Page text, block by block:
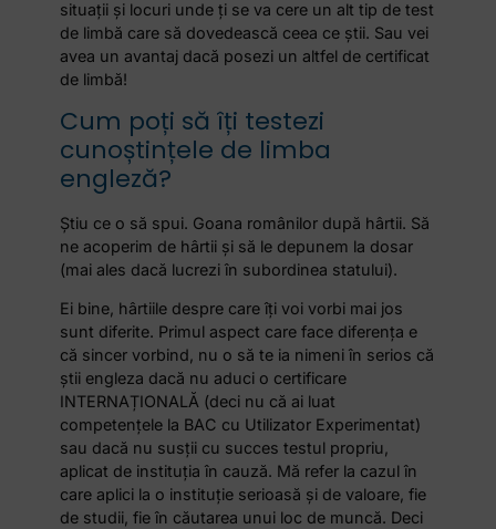
situații și locuri unde ți se va cere un alt tip de test
de limbă care să dovedească ceea ce știi. Sau vei
avea un avantaj dacă posezi un altfel de certificat
de limbă!
Cum poți să îți testezi
cunoștințele de limba
engleză?
Știu ce o să spui. Goana românilor după hârtii. Să
ne acoperim de hârtii și să le depunem la dosar
(mai ales dacă lucrezi în subordinea statului).
Ei bine, hârtiile despre care îți voi vorbi mai jos
sunt diferite. Primul aspect care face diferența e
că sincer vorbind, nu o să te ia nimeni în serios că
știi engleza dacă nu aduci o certificare
INTERNAȚIONALĂ (deci nu că ai luat
competențele la BAC cu Utilizator Experimentat)
sau dacă nu susții cu succes testul propriu,
aplicat de instituția în cauză. Mă refer la cazul în
care aplici la o instituție serioasă și de valoare, fie
de studii, fie în căutarea unui loc de muncă. Deci